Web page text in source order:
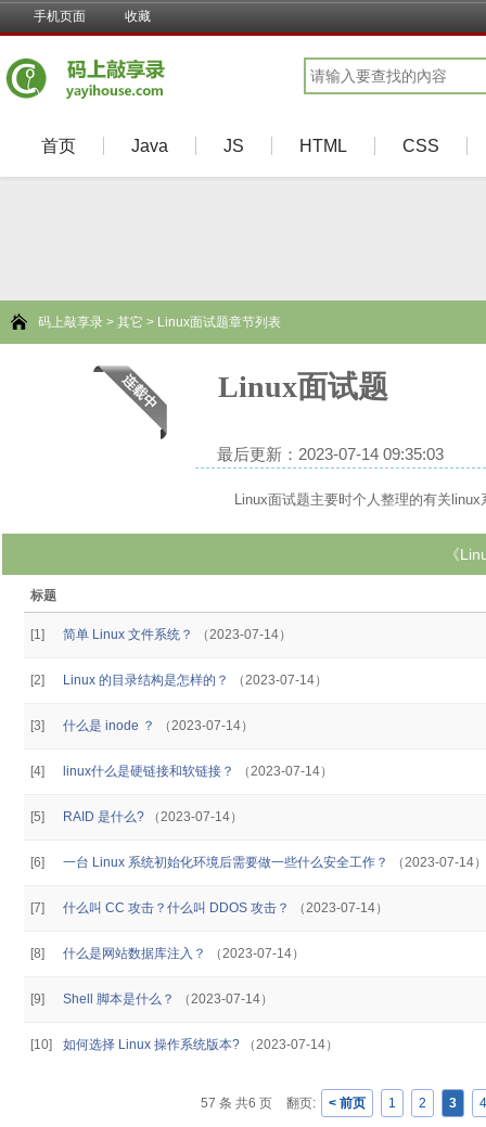
手机页面 收藏
首页 Java JS HTML CSS
码上敲享录 > 其它 > Linux面试题章节列表
Linux面试题
最后更新：2023-07-14 09:35:03
Linux面试题主要时个人整理的有关
《
标题
[1] 简单 Linux 文件系统？ （2023-07-14）
[2] Linux 的目录结构是怎样的？ （2023-07-14）
[3] 什么是 inode ？ （2023-07-14）
[4] linux什么是硬链接和软链接？ （2023-07-14）
[5] RAID 是什么? （2023-07-14）
[6] 一台 Linux 系统初始化环境后需要做一些什么安全工作？ （2023-07-14）
[7] 什么叫 CC 攻击？什么叫 DDOS 攻击？ （2023-07-14）
[8] 什么是网站数据库注入？ （2023-07-14）
[9] Shell 脚本是什么？ （2023-07-14）
[10] 如何选择 Linux 操作系统版本? （2023-07-14）
57 条 共6 页 翻页: < 前页 1 2 3 4